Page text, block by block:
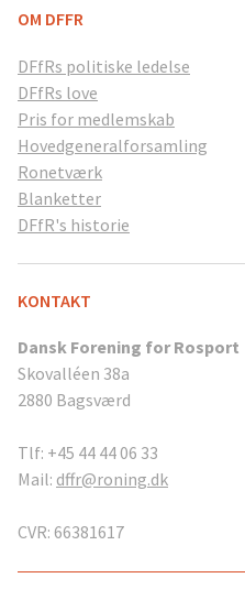
OM DFFR
DFfRs politiske ledelse
DFfRs love
Pris for medlemskab
Hovedgeneralforsamling
Ronetværk
Blanketter
DFfR's historie
KONTAKT
Dansk Forening for Rosport
Skovalléen 38a
2880 Bagsværd
Tlf: +45 44 44 06 33
Mail: dffr@roning.dk
CVR: 66381617